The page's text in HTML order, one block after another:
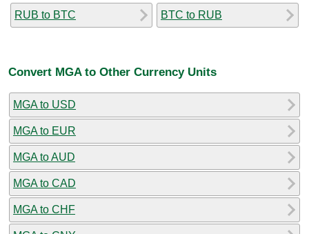
RUB to BTC BTC to RUB
Convert MGA to Other Currency Units
MGA to USD
MGA to EUR
MGA to AUD
MGA to CAD
MGA to CHF